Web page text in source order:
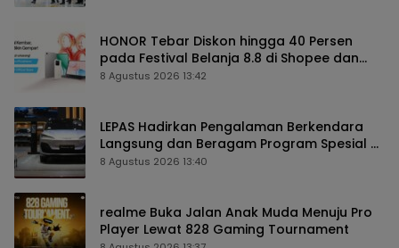
HONOR Tebar Diskon hingga 40 Persen
pada Festival Belanja 8.8 di Shopee dan
TikTok Shop
8 Agustus 2026 13:42
LEPAS Hadirkan Pengalaman Berkendara
Langsung dan Beragam Program Spesial di
GIIAS 2026
8 Agustus 2026 13:40
realme Buka Jalan Anak Muda Menuju Pro
Player Lewat 828 Gaming Tournament